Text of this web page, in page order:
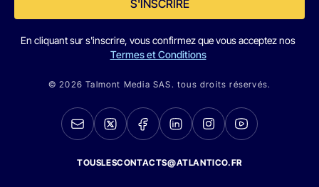
S'INSCRIRE
En cliquant sur s'inscrire, vous confirmez que vous acceptez nos
Termes et Conditions
© 2026 Talmont Media SAS. tous droits réservés.
TOUSLESCONTACTS@ATLANTICO.FR